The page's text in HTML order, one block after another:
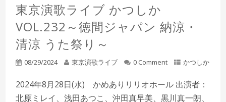
東京演歌ライブ かつしか
VOL.232～徳間ジャパン 納涼・
清涼 うた祭り～
08/29/2024 東京演歌ライブ 0 Comment かつしか
2024年8月28日(水) かめありリリオホール 出演者：
北原ミレイ、浅田あつこ、沖田真早美、黒川真一朗、